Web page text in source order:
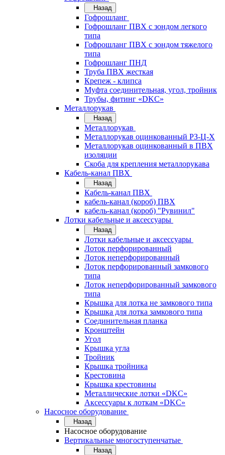
Назад
Гофрошланг
Гофрошланг ПВХ с зондом легкого
типа
Гофрошланг ПВХ с зондом тяжелого
типа
Гофрошланг ПНД
Труба ПВХ жесткая
Крепеж - клипса
Муфта соединительная, угол, тройник
Трубы, фитинг «DKC»
Металлорукав
Назад
Металлорукав
Металлорукав оцинкованный РЗ-Ц-Х
Металлорукав оцинкованный в ПВХ
изоляции
Скоба для крепления металлорукава
Кабель-канал ПВХ
Назад
Кабель-канал ПВХ
кабель-канал (короб) ПВХ
кабель-канал (короб) "Рувинил"
Лотки кабельные и аксессуары
Назад
Лотки кабельные и аксессуары
Лоток перфорированный
Лоток неперфорированный
Лоток перфорированный замкового
типа
Лоток неперфорированный замкового
типа
Крышка для лотка не замкового типа
Крышка для лотка замкового типа
Соединительная планка
Кронштейн
Угол
Крышка угла
Тройник
Крышка тройника
Крестовина
Крышка крестовины
Металлические лотки «DKC»
Аксессуары к лоткам «DKC»
Насосное оборудование
Назад
Насосное оборудование
Вертикальные многоступенчатые
Назад